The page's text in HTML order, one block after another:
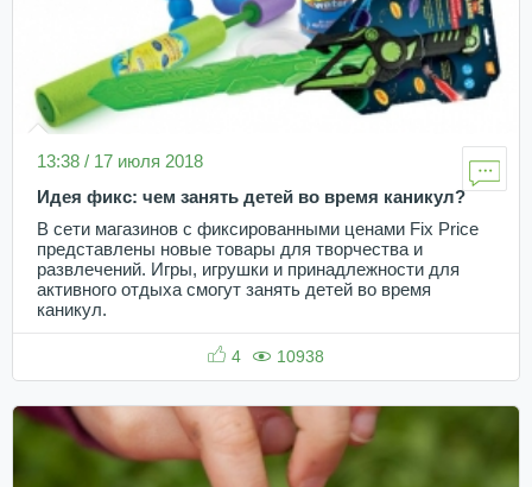
13:38 / 17 июля 2018
Идея фикс: чем занять детей во время каникул?
В сети магазинов с фиксированными ценами Fix Price
представлены новые товары для творчества и
развлечений. Игры, игрушки и принадлежности для
активного отдыха смогут занять детей во время
каникул.
4 10938